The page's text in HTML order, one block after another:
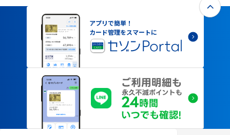
アプリで簡単！
カード管理をスマートに